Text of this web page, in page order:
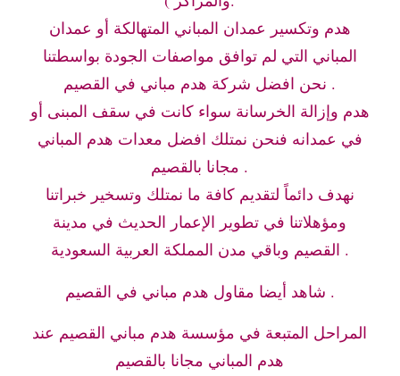
هدم وتكسير عمدان المباني المتهالكة أو عمدان
المباني التي لم توافق مواصفات الجودة بواسطتنا
نحن افضل شركة هدم مباني في القصيم .
هدم وإزالة الخرسانة سواء كانت في سقف المبنى أو
في عمدانه فنحن نمتلك افضل معدات هدم المباني
مجانا بالقصيم .
نهدف دائماً لتقديم كافة ما نمتلك وتسخير خبراتنا
ومؤهلاتنا في تطوير الإعمار الحديث في مدينة
القصيم وباقي مدن المملكة العربية السعودية .
شاهد أيضا مقاول هدم مباني في القصيم .
المراحل المتبعة في مؤسسة هدم مباني القصيم عند
هدم المباني مجانا بالقصيم